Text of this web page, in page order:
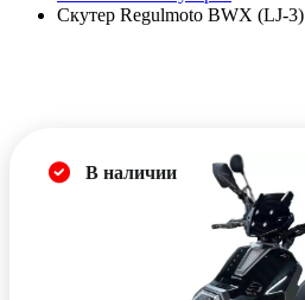
Скутер Regulmoto BWX (LJ-3)
В наличии